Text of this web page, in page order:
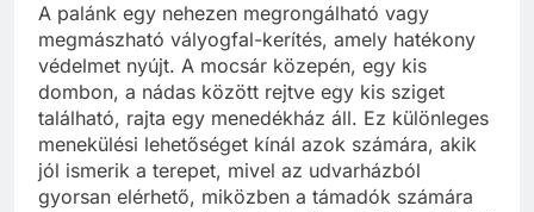
A palánk egy nehezen megrongálható vagy
megmászható vályogfal-kerítés, amely hatékony
védelmet nyújt. A mocsár közepén, egy kis
dombon, a nádas között rejtve egy kis sziget
található, rajta egy menedékház áll. Ez különleges
menekülési lehetőséget kínál azok számára, akik
jól ismerik a terepet, mivel az udvarházból
gyorsan elérhető, miközben a támadók számára